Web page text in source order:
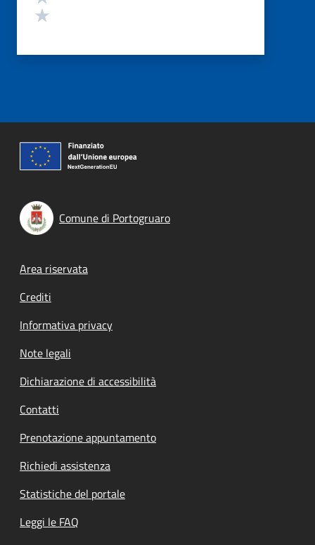
Comune di Portogruaro
Footer menu
Area riservata
Crediti
Informativa privacy
Note legali
Dichiarazione di accessibilità
Contatti
Prenotazione appuntamento
Richiedi assistenza
Statistiche del portale
Leggi le FAQ